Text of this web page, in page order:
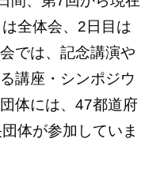
全体会、2日目は
では、記念講演や
講座・シンポジウ
体には、47都道府
体が参加していま